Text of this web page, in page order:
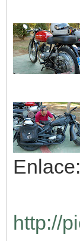
Enlace:
http://